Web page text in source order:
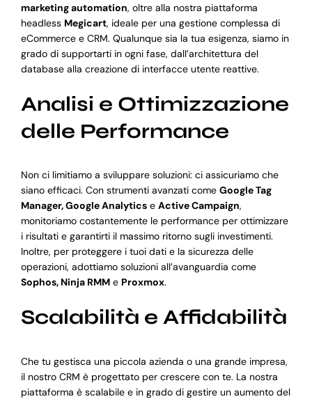
marketing automation, oltre alla nostra piattaforma
headless Megicart, ideale per una gestione complessa di
eCommerce e CRM. Qualunque sia la tua esigenza, siamo in
grado di supportarti in ogni fase, dall’architettura del
database alla creazione di interfacce utente reattive.
Analisi e Ottimizzazione
delle Performance
Non ci limitiamo a sviluppare soluzioni: ci assicuriamo che
siano efficaci. Con strumenti avanzati come Google Tag
Manager, Google Analyticse Active Campaign,
monitoriamo costantemente le performance per ottimizzare
i risultati e garantirti il massimo ritorno sugli investimenti.
Inoltre, per proteggere i tuoi dati e la sicurezza delle
operazioni, adottiamo soluzioni all’avanguardia come
Sophos, Ninja RMMe Proxmox.
Scalabilità e Affidabilità
Che tu gestisca una piccola azienda o una grande impresa,
il nostro CRM è progettato per crescere con te. La nostra
piattaforma è scalabile e in grado di gestire un aumento del